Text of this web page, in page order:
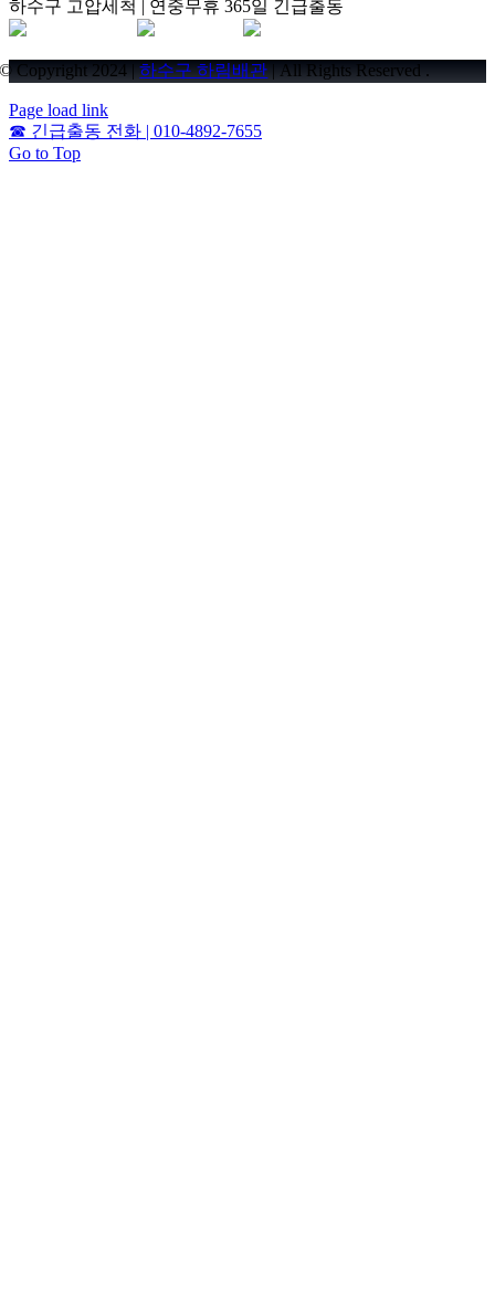
하수구 고압세척 | 연중무휴 365일 긴급출동
© Copyright 2024 |하수구 하림배관 | All Rights Reserved .
Page load link
☎ 긴급출동 전화 | 010-4892-7655
Go to Top